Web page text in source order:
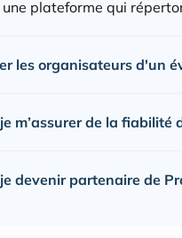
plateforme qui
les organisateurs d'un
m’assurer de la fiabilité
devenir partenaire de